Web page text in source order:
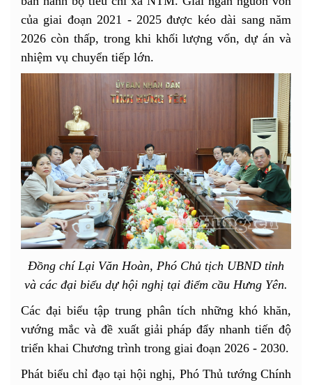
của giai đoạn 2021 - 2025 được kéo dài sang năm
2026 còn thấp, trong khi khối lượng vốn, dự án và
nhiệm vụ chuyển tiếp lớn.
Đồng chí Lại Văn Hoàn, Phó Chủ tịch UBND tỉnh
và các đại biểu dự hội nghị tại điểm cầu Hưng Yên.
Các đại biểu tập trung phân tích những khó khăn,
vướng mắc và đề xuất giải pháp đẩy nhanh tiến độ
triển khai Chương trình trong giai đoạn 2026 - 2030.
Phát biểu chỉ đạo tại hội nghị, Phó Thủ tướng Chính